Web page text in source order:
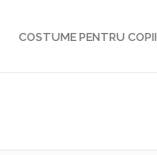
COSTUME PENTRU COPII